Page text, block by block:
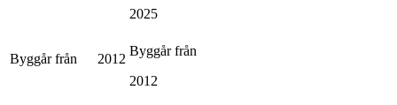
2025
Byggår från 2012
Byggår från
2012